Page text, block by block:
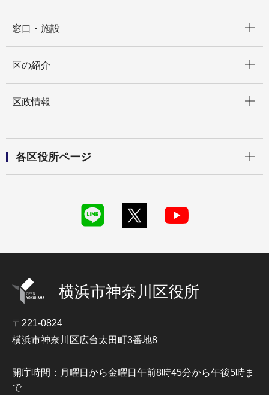
窓口・施設
区の紹介
区政情報
各区役所ページ
横浜市神奈川区役所
〒221-0824
横浜市神奈川区広台太田町3番地8
開庁時間：月曜日から金曜日午前8時45分から午後5時ま
で